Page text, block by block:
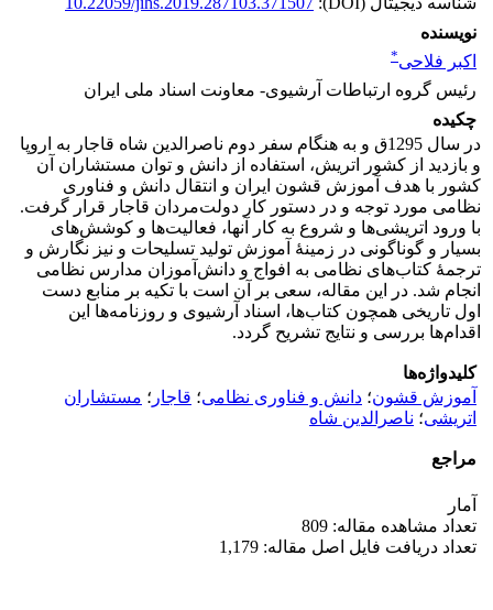
نویسنده
اکبر فلاحی*
رئیس گروه ارتباطات آرشیوی- معاونت اسناد ملی ایران
چکیده
در سال 1295ق و به هنگام سفر دوم ناصرالدین‌ شاه قاجار به اروپا
و بازدید از کشور اتریش، استفاده از دانش و توان مستشاران آن
کشور با هدف آموزش قشون ایران و انتقال دانش و فناوری
نظامی مورد توجه و در دستور کار دولت‌مردان قاجار قرار گرفت.
با ورود اتریشی‌ها و شروع به کار آنها، فعالیت‌ها و کوشش‌های
بسیار و گوناگونی در زمینۀ آموزش تولید تسلیحات و نیز نگارش و
ترجمۀ کتاب‌های نظامی به افواج و دانش‌آموزان مدارس نظامی
انجام شد. در این مقاله، سعی بر آن است با تکیه بر منابع دست
اول تاریخی همچون کتاب‌ها، اسناد آرشیوی و روزنامه‌ها این
اقدام‌ها بررسی و نتایج تشریح گردد.
کلیدواژه‌ها
آموزش قشون؛ دانش و فناوری نظامی؛ قاجار ؛ مستشاران
اتریشی؛ ناصرالدین شاه
مراجع
آمار
تعداد مشاهده مقاله: 809
تعداد دریافت فایل اصل مقاله: 1,179